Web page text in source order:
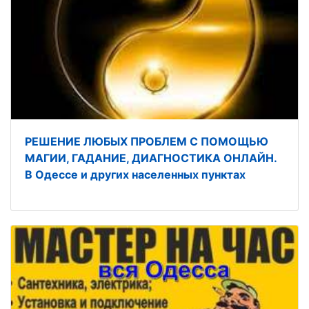
РЕШЕНИЕ ЛЮБЫХ ПРОБЛЕМ С ПОМОЩЬЮ
МАГИИ, ГАДАНИЕ, ДИАГНОСТИКА ОНЛАЙН.
В Одессе и других населенных пунктах